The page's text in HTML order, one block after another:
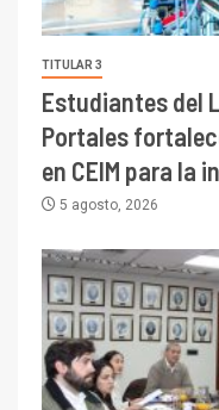
TITULAR 3
Estudiantes del
Portales
en CEIM para la
5 agosto, 2026